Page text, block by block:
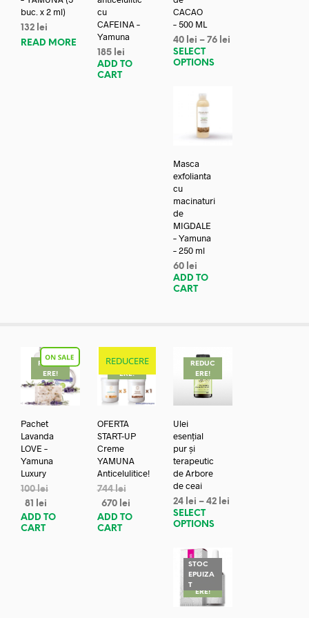
buc. x 2 ml)
132 lei
READ MORE
cu
CAFEINA –
Yamuna
185 lei
ADD TO
CART
CACAO
– 500 ML
40 lei –76 lei
SELECT
OPTIONS
Masca
exfolianta
cu
macinaturi
de
MIGDALE
– Yamuna
– 250 ml
60 lei
ADD TO
CART
REDUC
ERE!
Pachet
Lavanda
LOVE –
Yamuna
Luxury
100lei
81
lei
ADD TO
CART
REDUCERE
REDUC
ERE!
OFERTA
START-UP
Creme
YAMUNA
Anticelulitice!
744lei
670 lei
ADD TO
CART
REDUC
ERE!
Ulei
esențial
pur și
terapeutic
de Arbore
de ceai
24 lei –42 lei
SELECT
OPTIONS
STOC
EPUIZA
TREDUC
ERE!